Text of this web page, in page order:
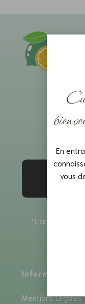
avis sur la
“L’abus
Informations
Mentions Légales
En
vous